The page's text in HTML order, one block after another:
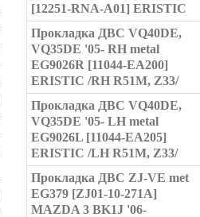
[12251-RNA-A01] ERISTIC
Прокладка ДВС VQ40DE,
VQ35DE '05- RH metal
EG9026R [11044-EA200]
ERISTIC /RH R51M, Z33/
Прокладка ДВС VQ40DE,
VQ35DE '05- LH metal
EG9026L [11044-EA205]
ERISTIC /LH R51M, Z33/
Прокладка ДВС ZJ-VE met
EG379 [ZJ01-10-271A]
MAZDA 3 BK1J '06-